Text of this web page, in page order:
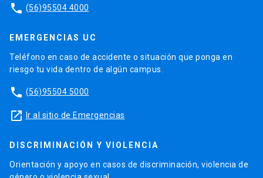
phone (56)95504 4000
EMERGENCIAS UC
Teléfono en caso de accidente o situación que ponga en
riesgo tu vida dentro de algún campus.
phone (56)95504 5000
launch Ir al sitio de Emergencias
DISCRIMINACIÓN Y VIOLENCIA
Orientación y apoyo en casos de discriminación, violencia de